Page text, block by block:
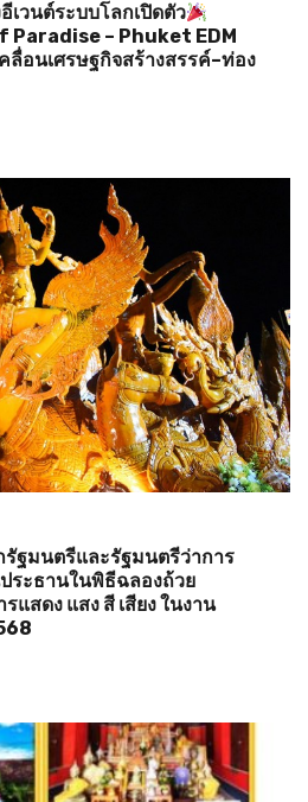
เวนต์ระบบโลกเปิดตัว
Paradise – Phuket EDM
อนเศรษฐกิจสร้างสรรค์–ท่อง
ฐมนตรีและรัฐมนตรีว่าการ
ระธานในพิธีฉลองถ้วย
แสดง แสง สี เสียง ในงาน